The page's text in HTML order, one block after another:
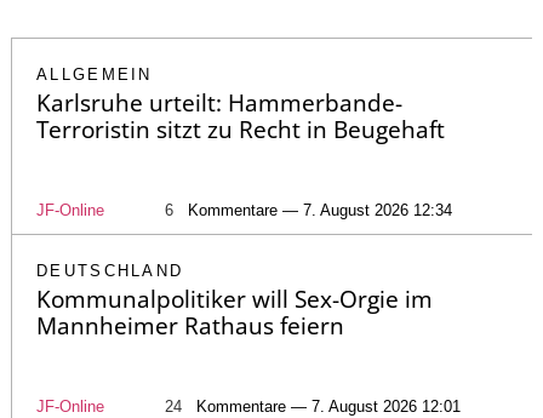
ALLGEMEIN
Karlsruhe urteilt: Hammerbande-
Terroristin sitzt zu Recht in Beugehaft
JF-Online 6 Kommentare — 7. August 2026 12:34
DEUTSCHLAND
Kommunalpolitiker will Sex-Orgie im
Mannheimer Rathaus feiern
JF-Online 24 Kommentare — 7. August 2026 12:01